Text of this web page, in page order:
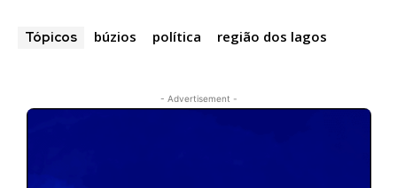
Tópicos búzios política região dos lagos
- Advertisement -